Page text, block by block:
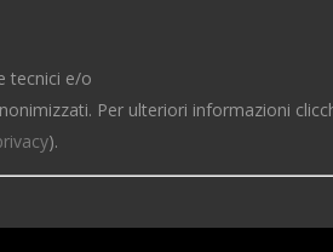
tecnici e/o
Per ulteriori informazioni
).